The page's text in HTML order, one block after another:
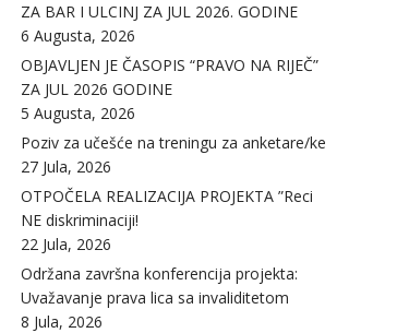
ZA BAR I ULCINJ ZA JUL 2026. GODINE
6 Augusta, 2026
OBJAVLJEN JE ČASOPIS “PRAVO NA RIJEČ”
ZA JUL 2026 GODINE
5 Augusta, 2026
Poziv za učešće na treningu za anketare/ke
27 Jula, 2026
OTPOČELA REALIZACIJA PROJEKTA ”Reci
NE diskriminaciji!
22 Jula, 2026
Održana završna konferencija projekta:
Uvažavanje prava lica sa invaliditetom
8 Jula, 2026